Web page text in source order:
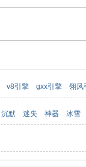
v8引擎 gxx引擎 翎风
沉默 迷失 神器 冰雪